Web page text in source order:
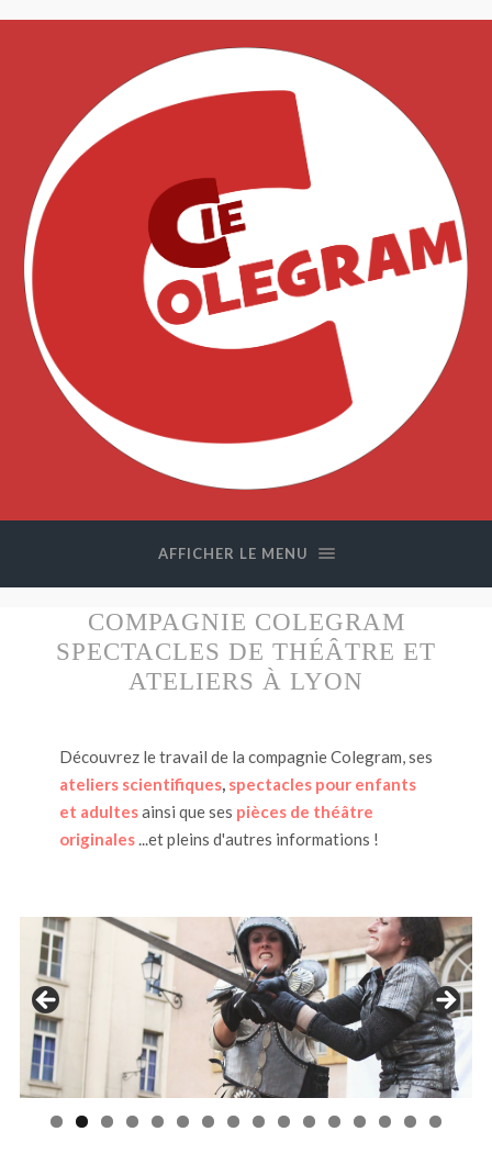
Colegram
AFFICHER LE MENU
COMPAGNIE COLEGRAM
SPECTACLES DE THÉÂTRE ET
ATELIERS À LYON
Découvrez le travail de la compagnie Colegram, ses
ateliers scientifiques, spectacles pour enfants
et adultesainsi que ses pièces de théâtre
originales...et pleins d'autres informations !